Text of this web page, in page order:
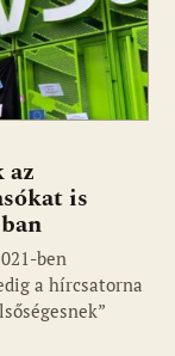
az
is
ben
a hírcsatorna